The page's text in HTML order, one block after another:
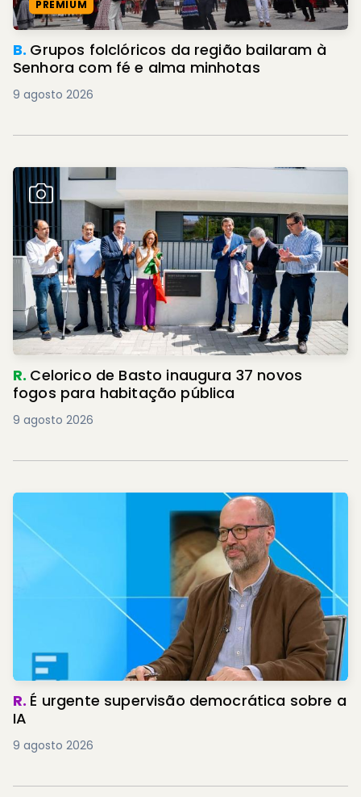
PREMIUM
B. Grupos folclóricos da região bailaram à
Senhora com fé e alma minhotas
9 agosto 2026
R. Celorico de Basto inaugura 37 novos
fogos para habitação pública
9 agosto 2026
R. É urgente supervisão democrática sobre a
IA
9 agosto 2026